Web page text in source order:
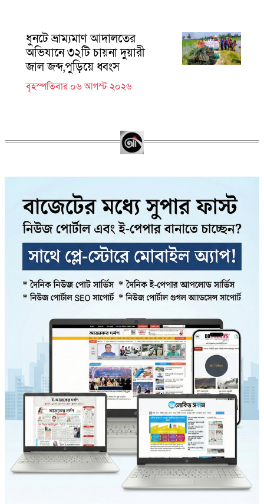
ধুনটে ভ্রাম্যমাণ আদালতের
অভিযানে ৩২টি চায়না দুয়ারী
জাল জব্দ,পুড়িয়ে ধ্বংস
বৃহস্পতিবার ০৬ আগস্ট ২০২৬